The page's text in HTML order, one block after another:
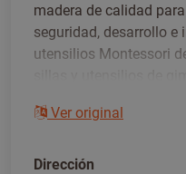
madera de calidad
seguridad, desarrollo
utensilios Montessori
maravillosa de la vida
cooperación y la
Ver original
Dirección